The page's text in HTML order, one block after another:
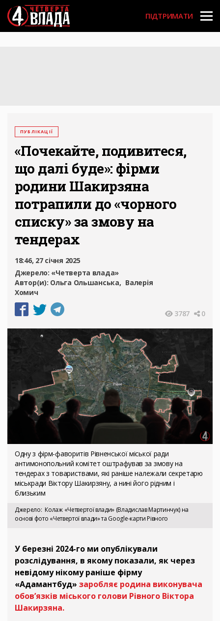
Перейти
до
основного
вмісту
User
account
ПІДТРИМАТИ
ПУБЛІКАЦІЇ
«Почекайте, подивитеся,
що далі буде»: фірми
родини Шакирзяна
потрапили до «чорного
списку» за змову на
тендерах
18:46, 27 січня 2025
Джерело: «Четверта влада»
Автор(и): Ольга Ольшанська
Валерія
Хомич
3787 0
Одну з фірм-фаворитів Рівненської міської ради
антимонопольний комітет оштрафував за змову на
тендерах з товариствами, які раніше належали секретарю
міськради Віктору Шакирзяну, а нині його рідним і
близьким
Джерело Колаж «Четвертої влади» (Владислав Мартинчук) на
основі фото «Четвертої влади» та Google-карти Рівного
У березні 2024-го ми опублікували
розслідування, в якому показали, як через
невідому нікому раніше фірму
«Адамантбуд» заробляє родина виконувача
обов’язків міського голови Рівного Віктора
Шакирзяна.